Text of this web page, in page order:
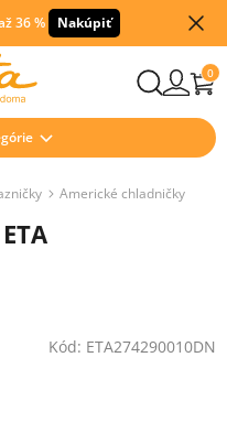
36 % Nakúpiť
0
Americké chladničky
Kód: ETA274290010DN